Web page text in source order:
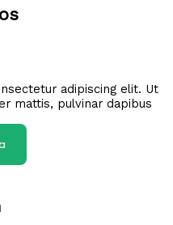
adipiscing elit. Ut
mattis, pulvinar dapibus